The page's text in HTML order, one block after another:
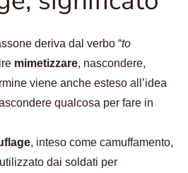
deriva dal verbo “to
mimetizzare, nascondere,
viene anche esteso all’idea
qualcosa per fare in
, inteso come camuffamento,
dai soldati per